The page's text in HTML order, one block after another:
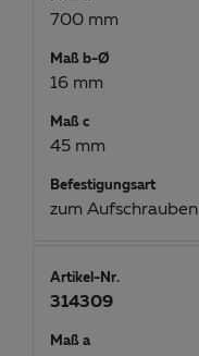
700 mm
Maß b-Ø
16 mm
Maß c
45 mm
Befestigungsart
zum Aufschrauben
Artikel-Nr.
314309
Maß a